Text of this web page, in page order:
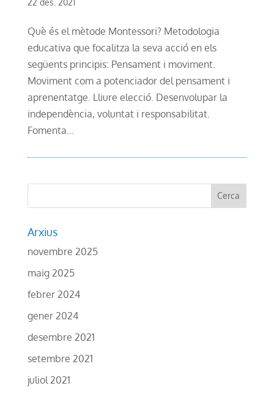
22 des. 2021
Què és el mètode Montessori? Metodologia
educativa que focalitza la seva acció en els
següents principis: Pensament i moviment.
Moviment com a potenciador del pensament i
aprenentatge. Lliure elecció. Desenvolupar la
independència, voluntat i responsabilitat.
Fomenta...
Arxius
novembre 2025
maig 2025
febrer 2024
gener 2024
desembre 2021
setembre 2021
juliol 2021